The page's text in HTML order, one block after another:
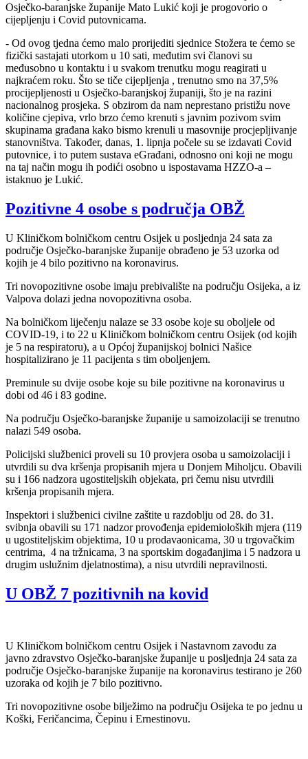
Osječko-baranjske županije Mato Lukić koji je progovorio o
cijepljenju i Covid putovnicama.
- Od ovog tjedna ćemo malo prorijediti sjednice Stožera te ćemo se
fizički sastajati utorkom u 10 sati, međutim svi članovi su
međusobno u kontaktu i u svakom trenutku mogu reagirati u
najkraćem roku. Što se tiče cijepljenja , trenutno smo na 37,5%
procijepljenosti u Osječko-baranjskoj županiji, što je na razini
nacionalnog prosjeka. S obzirom da nam neprestano pristižu nove
količine cjepiva, vrlo brzo ćemo krenuti s javnim pozivom svim
skupinama građana kako bismo krenuli u masovnije procjepljivanje
stanovništva. Također, danas, 1. lipnja počele su se izdavati Covid
putovnice, i to putem sustava eGrađani, odnosno oni koji ne mogu
na taj način mogu ih podići osobno u ispostavama HZZO-a –
istaknuo je Lukić.
Pozitivne 4 osobe s područja OBŽ
U Kliničkom bolničkom centru Osijek u posljednja 24 sata za
područje Osječko-baranjske županije obrađeno je 53 uzorka od
kojih je 4 bilo pozitivno na koronavirus.
Tri novopozitivne osobe imaju prebivalište na području Osijeka, a iz
Valpova dolazi jedna novopozitivna osoba.
Na bolničkom liječenju nalaze se 33 osobe koje su oboljele od
COVID-19, i to 22 u Kliničkom bolničkom centru Osijek (od kojih
je 5 na respiratoru), a u Općoj županijskoj bolnici Našice
hospitalizirano je 11 pacijenta s tim oboljenjem.
Preminule su dvije osobe koje su bile pozitivne na koronavirus u
dobi od 46 i 83 godine.
Na području Osječko-baranjske županije u samoizolaciji se trenutno
nalazi 549 osoba.
Policijski službenici proveli su 10 provjera osoba u samoizolaciji i
utvrdili su dva kršenja propisanih mjera u Donjem Miholjcu. Obavili
su i 166 nadzora ugostiteljskih objekata, pri čemu nisu utvrdili
kršenja propisanih mjera.
Inspektori i službenici civilne zaštite u razdoblju od 28. do 31.
svibnja obavili su 171 nadzor provođenja epidemioloških mjera (119
u ugostiteljskim objektima, 10 u prodavaonicama, 30 u trgovačkim
centrima, 4 na tržnicama, 3 na sportskim događanjima i 5 nadzora u
drugim uslužnim djelatnostima), a nisu utvrdili nepravilnosti.
U OBŽ 7 pozitivnih na kovid
U Kliničkom bolničkom centru Osijek i Nastavnom zavodu za
javno zdravstvo Osječko-baranjske županije u posljednja 24 sata za
područje Osječko-baranjske županije na koronavirus testirano je 260
uzoraka od kojih je 7 bilo pozitivno.
Tri novopozitivne osobe bilježimo na području Osijeka te po jednu u
Koški, Feričancima, Čepinu i Ernestinovu.